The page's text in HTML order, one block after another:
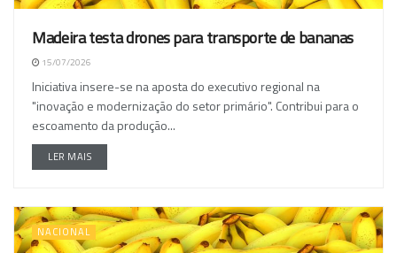
Madeira testa drones para transporte de bananas
15/07/2026
Iniciativa insere-se na aposta do executivo regional na
"inovação e modernização do setor primário". Contribui para o
escoamento da produção...
LER MAIS
NACIONAL